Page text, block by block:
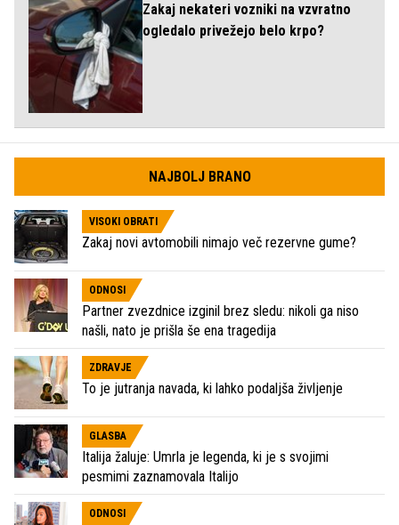
Zakaj nekateri vozniki na vzvratno
ogledalo privežejo belo krpo?
NAJBOLJ BRANO
VISOKI OBRATI
Zakaj novi avtomobili nimajo več rezervne gume?
ODNOSI
Partner zvezdnice izginil brez sledu: nikoli ga niso
našli, nato je prišla še ena tragedija
ZDRAVJE
To je jutranja navada, ki lahko podaljša življenje
GLASBA
Italija žaluje: Umrla je legenda, ki je s svojimi
pesmimi zaznamovala Italijo
ODNOSI